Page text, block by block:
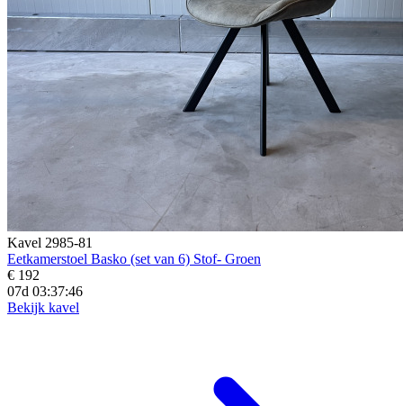
Kavel 2985-81
Eetkamerstoel Basko (set van 6) Stof- Groen
€ 192
07d 03:37:45
Bekijk kavel